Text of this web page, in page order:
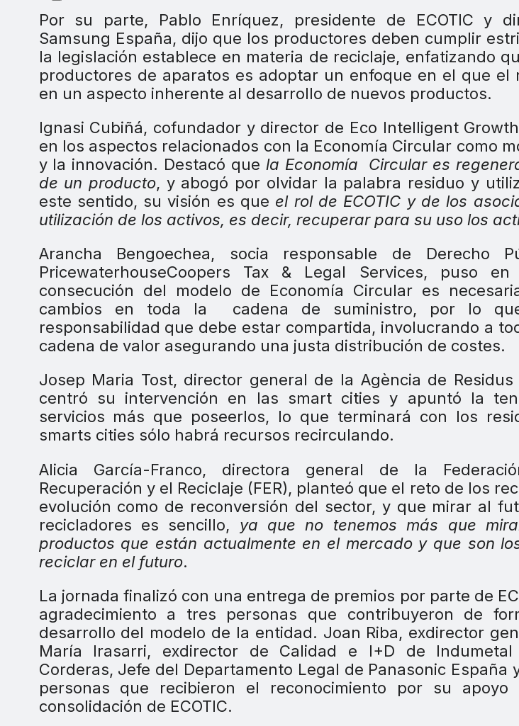
Por su parte, Pablo Enríquez, presidente de ECOTIC y
Samsung España, dijo que los productores deben cumplir
la legislación establece en materia de reciclaje, enfatizando
productores de aparatos es adoptar un enfoque en el que el
en un aspecto inherente al desarrollo de nuevos productos.
Ignasi Cubiñá, cofundador y director de Eco Intelligent
en los aspectos relacionados con la Economía Circular como
y la innovación. Destacó que la Economía
Circular es
de un producto, y abogó por olvidar la palabra residuo y
este sentido, su visión es que el rol de ECOTIC y de los
utilización de los activos, es decir, recuperar para su uso los
Arancha Bengoechea, socia responsable de Derecho
PricewaterhouseCoopers Tax & Legal Services, puso
consecución del modelo de Economía Circular es
cambios en toda la
cadena de suministro, por lo
responsabilidad que debe estar compartida, involucrando a
cadena de valor asegurando una justa distribución de costes.
Josep Maria Tost, director general de la Agència de Residus
centró su intervención en las smart cities y apuntó la
servicios más que poseerlos, lo que terminará con los
smarts cities sólo habrá recursos recirculando.
Alicia García-Franco, directora general de la
Recuperación y el Reciclaje (FER), planteó que el reto de los
evolución como de reconversión del sector, y que mirar al
recicladores es sencillo, ya que no tenemos más que
productos que están actualmente en el mercado y que son
reciclar en el futuro.
La jornada finalizó con una entrega de premios por parte de
agradecimiento a tres personas que contribuyeron de
desarrollo del modelo de la entidad. Joan Riba, exdirector
María Irasarri, exdirector de Calidad e I+D de Indumetal
Corderas, Jefe del Departamento Legal de Panasonic España
personas que recibieron el reconocimiento por su
consolidación de ECOTIC.